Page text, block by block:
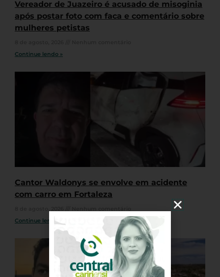
Vereador de Juazeiro é acusado de misoginia
após postar foto com faca e comentário sobre
mulheres petistas
Continue lendo »
Cantor Waldonys se envolve em acidente
com carro em Fortaleza
Continue lendo »